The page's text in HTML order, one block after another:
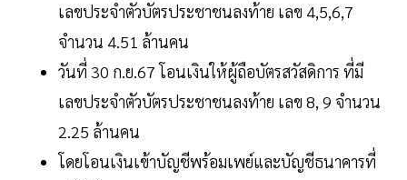
เลขประจำตัวบัตรประชาชนลงท้าย เลข 4,5,6,7
จำนวน 4.51 ล้านคน
วันที่ 30 ก.ย.67 โอนเงินให้ผู้ถือบัตรสวัสดิการ ที่มี
เลขประจำตัวบัตรประชาชนลงท้าย เลข 8, 9 จำนวน
2.25 ล้านคน
โดยโอนเงินเข้าบัญชีพร้อมเพย์และบัญชีธนาคารที่